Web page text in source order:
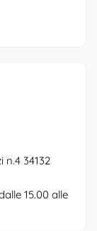
n.4 34132
15.00 alle